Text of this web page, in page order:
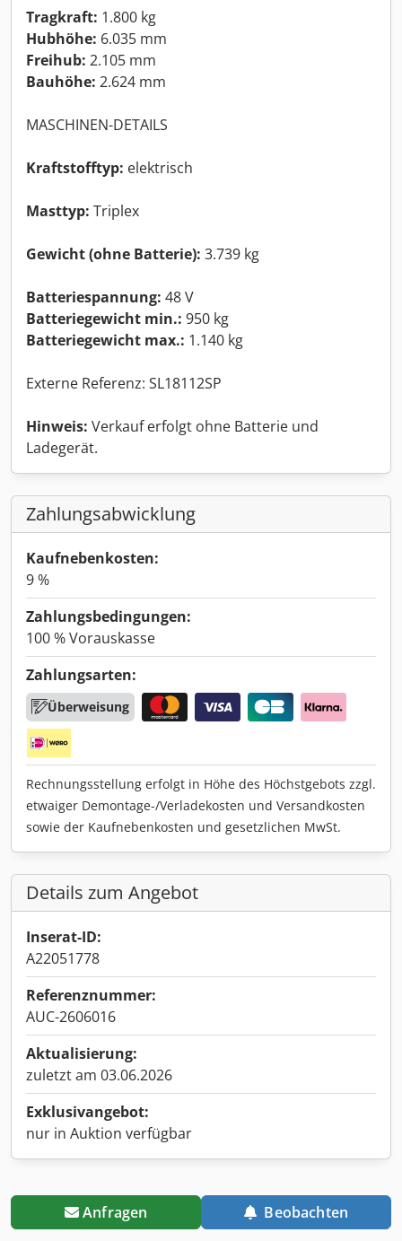
Tragkraft: 1.800 kg
Hubhöhe: 6.035 mm
Freihub: 2.105 mm
Bauhöhe: 2.624 mm
MASCHINEN-DETAILS
Kraftstofftyp: elektrisch
Masttyp: Triplex
Gewicht (ohne Batterie): 3.739 kg
Batteriespannung: 48 V
Batteriegewicht min.: 950 kg
Batteriegewicht max.: 1.140 kg
Externe Referenz: SL18112SP
Hinweis: Verkauf erfolgt ohne Batterie und
Ladegerät.
Zahlungsabwicklung
Kaufnebenkosten:
9 %
Zahlungsbedingungen:
100 % Vorauskasse
Zahlungsarten:
Überweisung
Rechnungsstellung erfolgt in Höhe des Höchstgebots zzgl.
etwaiger Demontage-/Verladekosten und Versandkosten
sowie der Kaufnebenkosten und gesetzlichen MwSt.
Details zum Angebot
Inserat-ID:
A22051778
Referenznummer:
AUC-2606016
Aktualisierung:
zuletzt am 03.06.2026
Exklusivangebot:
nur in Auktion verfügbar
Anfragen Beobachten